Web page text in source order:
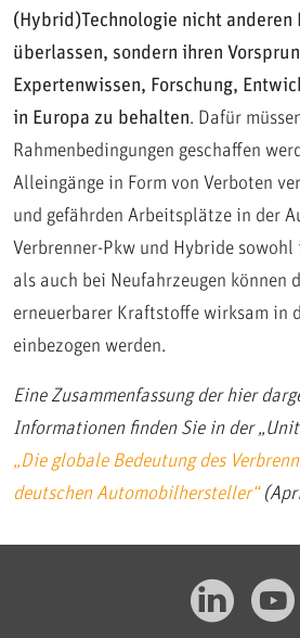
(Hybrid)Technologie nicht anderen
überlassen, sondern ihren
Expertenwissen, Forschung,
in Europa zu behalten. Dafür
Rahmenbedingungen geschaffen
Alleingänge in Form von Verboten
und gefährden Arbeitsplätze in der
Verbrenner-Pkw und Hybride sowohl
als auch bei Neufahrzeugen können
erneuerbarer Kraftstoffe wirksam in
einbezogen werden.
Eine Zusammenfassung der hier
Informationen finden Sie in der
„Die globale Bedeutung des
deutschen Automobilhersteller“